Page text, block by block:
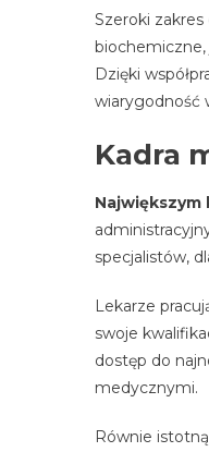
Szeroki
Dzięki
wiarygodność
Kadra
Największym
specjalistów,
Lekarze
swoje
dostęp do
medycznymi.
Równie